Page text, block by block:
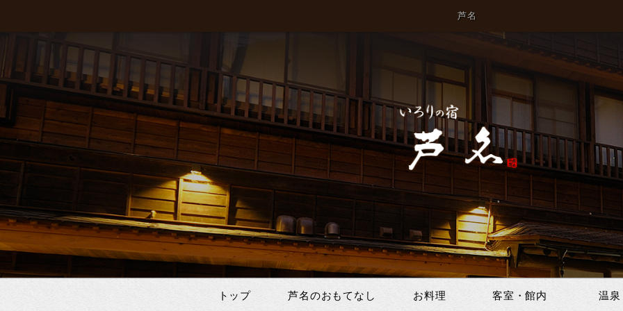
芦名
トップ 芦名のおもてなし お料理 客室・館内 温泉